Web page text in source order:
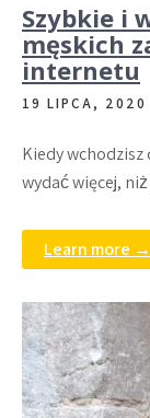
Szybkie i
męskich
internetu
19 LIPCA, 2020
Kiedy
wydać więcej,
Learn more →